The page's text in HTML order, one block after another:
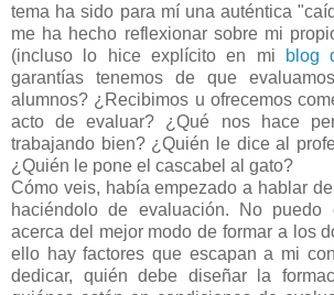
tema ha sido para mí una auténtica
me ha hecho reflexionar sobre mi
(incluso lo hice explícito en mi
blog
garantías tenemos de que
alumnos? ¿Recibimos u ofrecemos
acto de evaluar? ¿Qué nos hace
trabajando bien? ¿Quién le dice al
¿Quién le pone el cascabel al gato?
Cómo veis, había empezado a hablar
haciéndolo de evaluación. No puedo
acerca del mejor modo de formar a los
ello hay factores que escapan a mi
dedicar, quién debe diseñar la